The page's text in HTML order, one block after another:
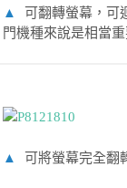
▲
可翻轉螢幕，可
門機種來說是相當重
▲ 可將螢幕完全翻